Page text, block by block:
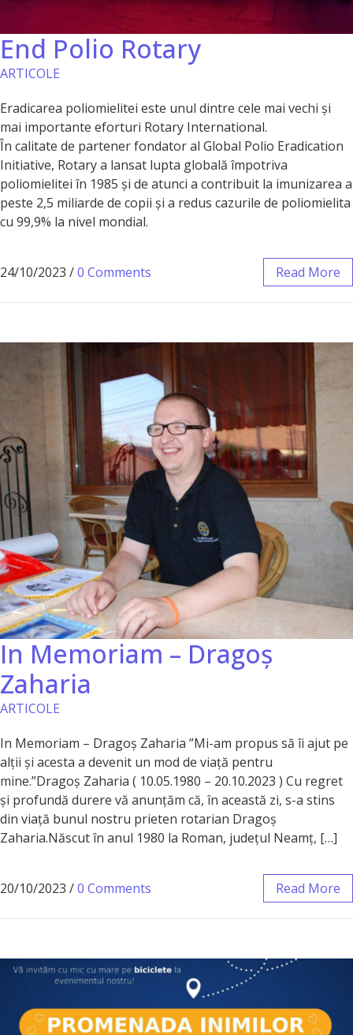
End Polio Rotary
ARTICOLE
Eradicarea poliomielitei este unul dintre cele mai vechi și
mai importante eforturi Rotary International.
În calitate de partener fondator al Global Polio Eradication
Initiative, Rotary a lansat lupta globală împotriva
poliomielitei în 1985 și de atunci a contribuit la imunizarea a
peste 2,5 miliarde de copii și a redus cazurile de poliomielita
cu 99,9% la nivel mondial.
24/10/2023 /0 Comments Read More
In Memoriam – Dragoș
Zaharia
ARTICOLE
In Memoriam – Dragoș Zaharia ”Mi-am propus să îi ajut pe
alții și acesta a devenit un mod de viață pentru
mine.”Dragoș Zaharia ( 10.05.1980 – 20.10.2023 ) Cu regret
și profundă durere vă anunțăm că, în această zi, s-a stins
din viață bunul nostru prieten rotarian Dragoș
Zaharia.Născut în anul 1980 la Roman, județul Neamț, […]
20/10/2023 /0 Comments Read More